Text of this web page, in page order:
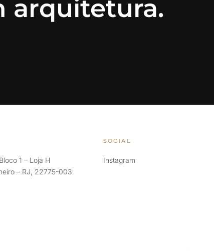
arquitetura.
1 – Loja H
– RJ, 22775-003
SOCIAL
Instagram